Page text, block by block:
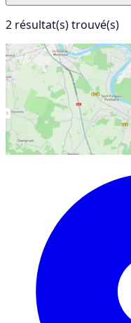
2 résultat(s) trouvé(s)